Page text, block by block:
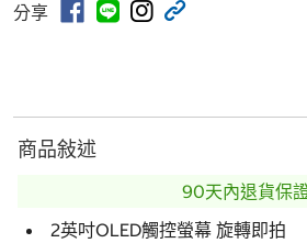
分享
商品敍述
90天內退貨保
2英吋OLED觸控螢幕 旋轉即拍